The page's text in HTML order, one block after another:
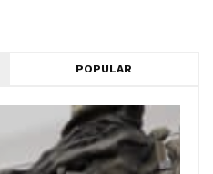
POPULAR